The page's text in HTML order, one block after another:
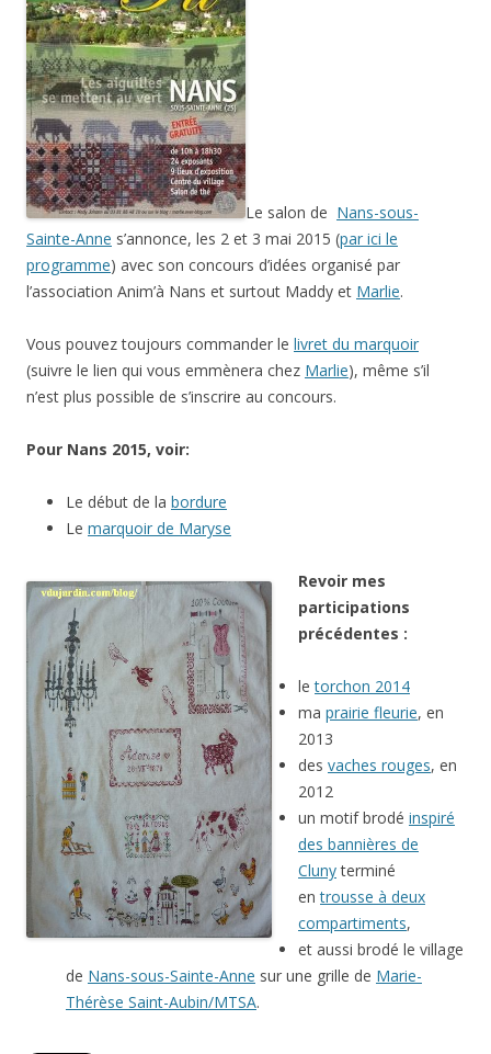
Le salon de Nans-sous-
Sainte-Anne s’annonce, les 2 et 3 mai 2015 (par ici le
programme) avec son concours d’idées organisé par
l’association Anim’à Nans et surtout Maddy et Marlie.
Vous pouvez toujours commander le livret du marquoir
(suivre le lien qui vous emmènera chez Marlie), même s’il
n’est plus possible de s’inscrire au concours.
Pour Nans 2015, voir:
Le début de la bordure
Le marquoir de Maryse
Revoir mes
participations
précédentes :
letorchon 2014
ma prairie fleurie, en
2013
des vaches rouges, en
2012
un motif brodé inspiré
des bannières de
Clunyterminé
entrousse à deux
compartiments,
et aussi brodé le village
de Nans-sous-Sainte-Anne sur une grille de Marie-
Thérèse Saint-Aubin/MTSA.